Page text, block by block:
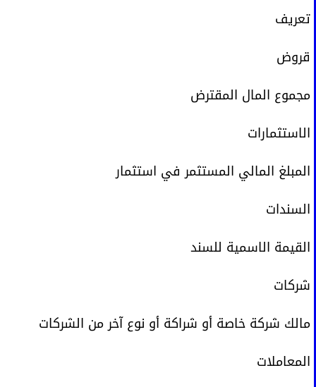
تعريف
قروض
مجموع المال المقترض
الاستثمارات
المبلغ المالي المستثمر في استثمار
السندات
القيمة الاسمية للسند
شركات
مالك شركة خاصة أو شراكة أو نوع آخر من الشركات
المعاملات